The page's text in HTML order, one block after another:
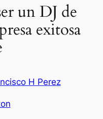
un DJ de
exitosa
H Perez